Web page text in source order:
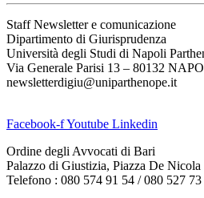
Staff Newsletter e comunicazione
Dipartimento di Giurisprudenza
Università degli Studi di Napoli
Via Generale Parisi 13 – 80132
newsletterdigiu@uniparthenope.it
Facebook-fYoutube Linkedin
Ordine degli Avvocati di Bari
Palazzo di Giustizia, Piazza De
Telefono : 080 574 91 54 / 080 527 73